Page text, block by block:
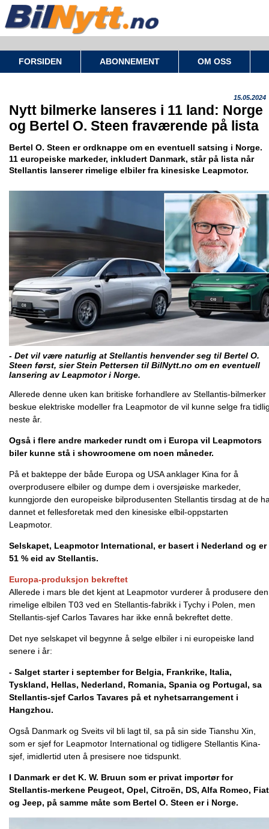
FORSIDEN ABONNEMENT OM OSS
15.05.2024
Nytt bilmerke lanseres i 11 land: Norge
og Bertel O. Steen fraværende på lista
Bertel O. Steen er ordknappe om en eventuell satsing i Norge.
11 europeiske markeder, inkludert Danmark, står på lista når
Stellantis lanserer rimelige elbiler fra kinesiske Leapmotor.
- Det vil være naturlig at Stellantis henvender seg til Bertel O.
Steen først, sier Stein Pettersen til BilNytt.no om en eventuell
lansering av Leapmotor i Norge.
Allerede denne uken kan britiske forhandlere av Stellantis-bilmerker
beskue elektriske modeller fra Leapmotor de vil kunne selge fra
neste år.
Også i flere andre markeder rundt om i Europa vil Leapmotors
biler kunne stå i showroomene om noen måneder.
På et bakteppe der både Europa og USA anklager Kina for å
overprodusere elbiler og dumpe dem i oversjøiske markeder,
kunngjorde den europeiske bilprodusenten Stellantis tirsdag at de
dannet et fellesforetak med den kinesiske elbil-oppstarten
Leapmotor.
Selskapet, Leapmotor International, er basert i Nederland og er
51 % eid av Stellantis.
Europa-produksjon bekreftet
Allerede i mars ble det kjent at Leapmotor vurderer å produsere den
rimelige elbilen T03 ved en Stellantis-fabrikk i Tychy i Polen, men
Stellantis-sjef Carlos Tavares har ikke ennå bekreftet dette.
Det nye selskapet vil begynne å selge elbiler i ni europeiske land
senere i år:
- Salget starter i september for Belgia, Frankrike, Italia,
Tyskland, Hellas, Nederland, Romania, Spania og Portugal, sa
Stellantis-sjef Carlos Tavares på et nyhetsarrangement i
Hangzhou.
Også Danmark og Sveits vil bli lagt til, sa på sin side Tianshu Xin,
som er sjef for Leapmotor International og tidligere Stellantis Kina-
sjef, imidlertid uten å presisere noe tidspunkt.
I Danmark er det K. W. Bruun som er privat importør for
Stellantis-merkene Peugeot, Opel, Citroën, DS, Alfa Romeo, Fiat
og Jeep, på samme måte som Bertel O. Steen er i Norge.